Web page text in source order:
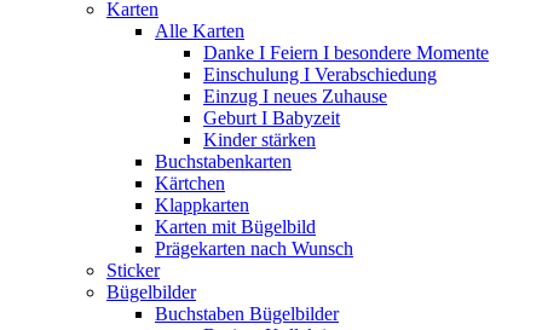
Karten
Alle Karten
Danke I Feiern I besondere Momente
Einschulung I Verabschiedung
Einzug I neues Zuhause
Geburt I Babyzeit
Kinder stärken
Buchstabenkarten
Kärtchen
Klappkarten
Karten mit Bügelbild
Prägekarten nach Wunsch
Sticker
Bügelbilder
Buchstaben Bügelbilder